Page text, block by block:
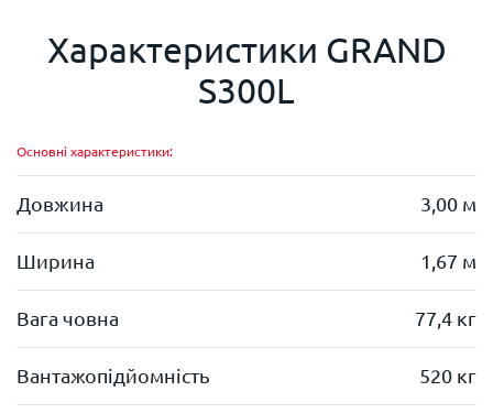
Характеристики GRAND
S300L
Основні характеристики:
Довжина 3,00 м
Ширина 1,67 м
Вага човна 77,4 кг
Вантажопідйомність 520 кг